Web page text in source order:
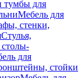
тумбы для
Мебель для
стенки,
Стулья,
для
стойки